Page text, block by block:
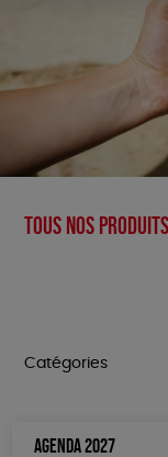
Tous nos produits
Catégories
AGENDA 2027